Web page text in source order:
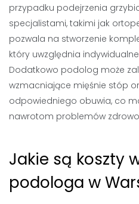
przypadku podejrzenia
specjalistami, takimi jak
pozwala na stworzenie
który uwzględnia
Dodatkowo podolog może
wzmacniające mięśnie stóp
odpowiedniego obuwia, co
nawrotom problemów
Jakie są koszty
podologa w